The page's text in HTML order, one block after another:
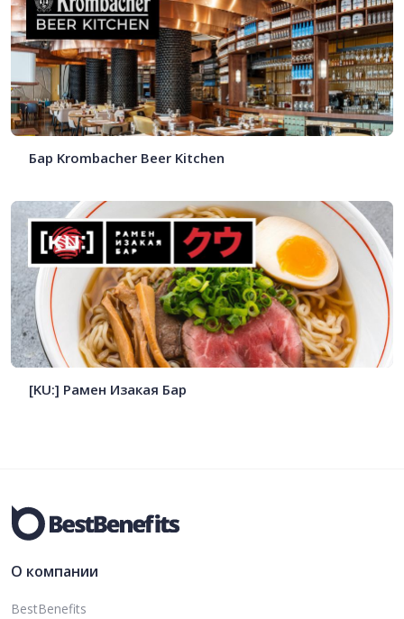
Бар Krombacher Beer Kitchen
[KU:] Рамен Изакая Бар
О компании
BestBenefits